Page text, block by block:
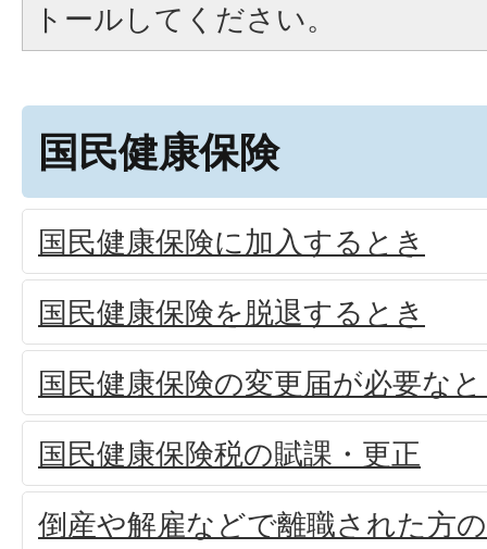
トールしてください。
国民健康保険
国民健康保険に加入するとき
国民健康保険を脱退するとき
国民健康保険の変更届が必要な
国民健康保険税の賦課・更正
倒産や解雇などで離職された方